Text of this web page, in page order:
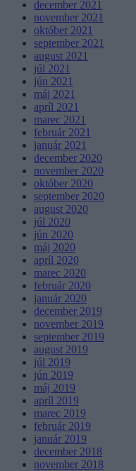
december 2021
november 2021
október 2021
september 2021
august 2021
júl 2021
jún 2021
máj 2021
apríl 2021
marec 2021
február 2021
január 2021
december 2020
november 2020
október 2020
september 2020
august 2020
júl 2020
jún 2020
máj 2020
apríl 2020
marec 2020
február 2020
január 2020
december 2019
november 2019
september 2019
august 2019
júl 2019
jún 2019
máj 2019
apríl 2019
marec 2019
február 2019
január 2019
december 2018
november 2018